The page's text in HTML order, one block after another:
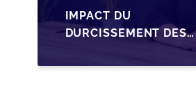
IMPACT DU
DURCISSEMENT DES
CRÉDIT SUR LA